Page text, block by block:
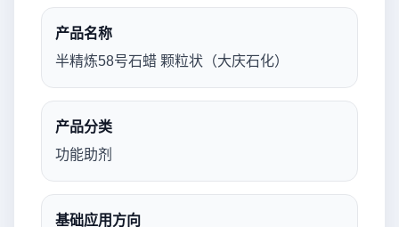
产品名称
半精炼58号石蜡 颗粒状（大庆石化）
产品分类
功能助剂
基础应用方向